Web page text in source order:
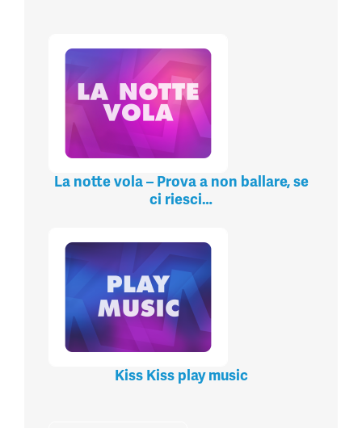
La notte vola – Prova a non ballare, se
ci riesci…
Kiss Kiss play music